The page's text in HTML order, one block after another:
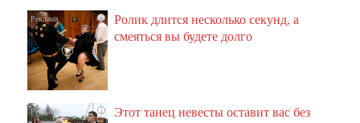
i
Ролик длится несколько секунд, а
смеяться вы будете долго
i
Этот танец невесты оставит вас без